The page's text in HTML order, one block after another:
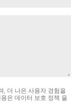
, 더 나은 사용자 경험을
은 데이터 보호 정책 을